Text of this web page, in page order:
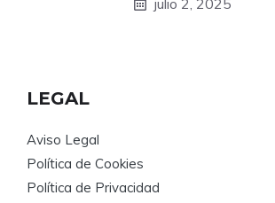
LEGAL
Aviso Legal
Política de Cookies
Política de Privacidad